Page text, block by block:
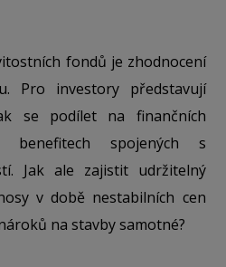
fondů je zhodnocení
Pro investory představují
se podílet na finančních
benefitech spojených s
Jak ale zajistit udržitelný
v době nestabilních cen
na stavby samotné?